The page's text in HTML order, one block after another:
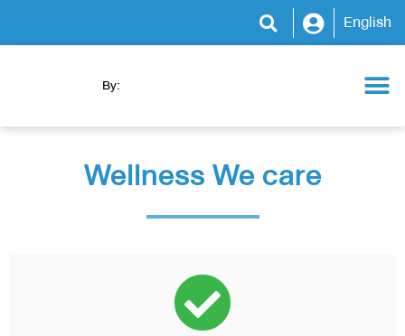
English
By:
Wellness We care